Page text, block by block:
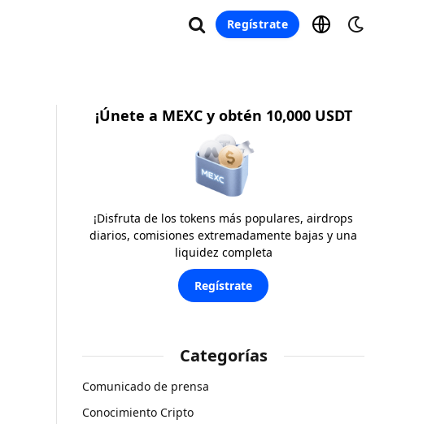
Regístrate
¡Únete a MEXC y obtén 10,000 USDT
¡Disfruta de los tokens más populares, airdrops
diarios, comisiones extremadamente bajas y una
liquidez completa
Regístrate
Categorías
Comunicado de prensa
Conocimiento Cripto